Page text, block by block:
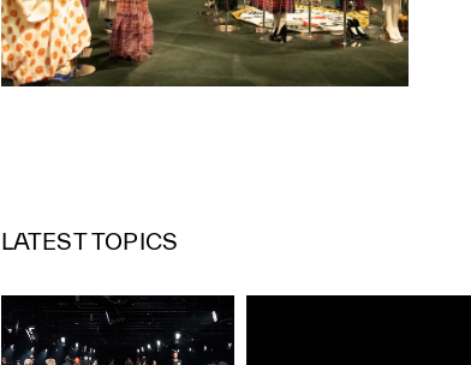
LATEST TOPICS